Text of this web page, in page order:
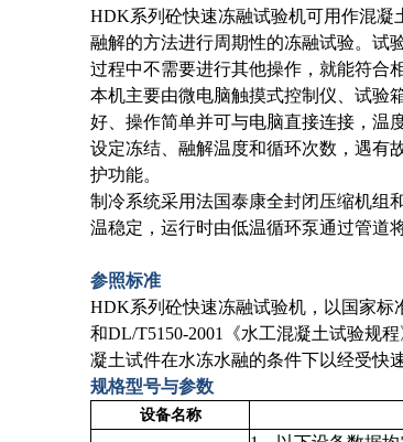
HDK系列砼快速冻融试验机可用作混凝
融解的方法进行周期性的冻融试验。试
过程中不需要进行其他操作，就能符合
本机主要由微电脑触摸式控制仪、试验
好、操作简单并可与电脑直接连接，温
设定冻结、融解温度和循环次数，遇有
护功能。
制冷系统采用法国泰康全封闭压缩机组
温稳定，运行时由低温循环泵通过管道
参照标准
HDK系列砼快速冻融试验机，以国家标
和DL/T5150-2001《水工混凝土试验规
凝土试件在水冻水融的条件下以经受快
规格型号与参数
设备名称